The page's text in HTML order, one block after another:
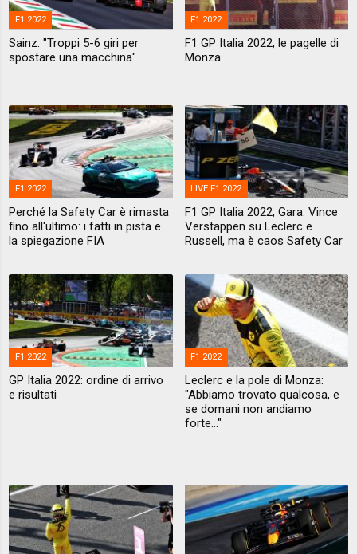
F1 2022
Sainz: "Troppi 5-6 giri per
spostare una macchina"
F1 2022
F1 GP Italia 2022, le pagelle di
Monza
F1 2022
Perché la Safety Car è rimasta
fino all'ultimo: i fatti in pista e
la spiegazione FIA
LIVE F1 2022
F1 GP Italia 2022, Gara: Vince
Verstappen su Leclerc e
Russell, ma è caos Safety Car
F1 2022
GP Italia 2022: ordine di arrivo
e risultati
F1 2022
Leclerc e la pole di Monza:
"Abbiamo trovato qualcosa, e
se domani non andiamo
forte..."